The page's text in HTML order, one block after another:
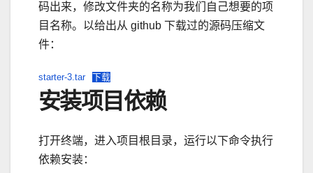
码出来，修改文件夹的名称为我们自己想要的项
目名称。以给出从 github 下载过的源码压缩文
件：
starter-3.tar 下载
安装项目依赖
打开终端，进入项目根目录，运行以下命令执行
依赖安装：